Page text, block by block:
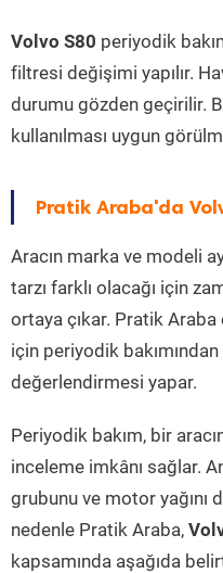
Volvo S80 periyodik
filtresi değişimi yapılır.
durumu gözden geçirilir.
kullanılması uygun
Pratik Araba'da
Aracın marka ve modeli
tarzı farklı olacağı için
ortaya çıkar. Pratik Araba
için periyodik
değerlendirmesi yapar.
Periyodik bakım, bir
inceleme imkânı sağlar.
grubunu ve motor yağını
nedenle Pratik Araba,
kapsamında aşağıda